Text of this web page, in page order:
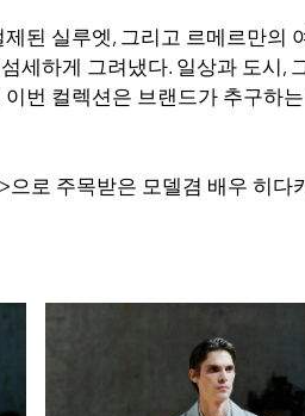
된 실루엣, 그리고 르메르만의
세하게 그려냈다. 일상과 도시,
번 컬렉션은 브랜드가 추구하
로 주목받은 모델겸 배우 히다